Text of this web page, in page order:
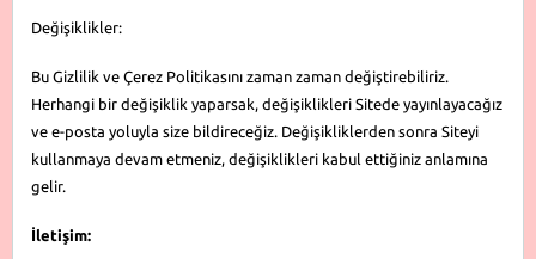
Değişiklikler:
Bu Gizlilik ve Çerez Politikasını zaman zaman değiştirebiliriz.
Herhangi bir değişiklik yaparsak, değişiklikleri Sitede yayınlayacağız
ve e-posta yoluyla size bildireceğiz. Değişikliklerden sonra Siteyi
kullanmaya devam etmeniz, değişiklikleri kabul ettiğiniz anlamına
gelir.
İletişim: